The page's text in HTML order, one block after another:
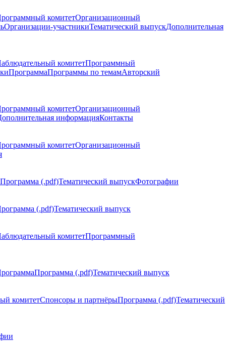
комитетОрганизационный
Организации-участникиТематический выпускДополнительная
комитетПрограммный
ПрограммаПрограммы по темамАвторский
комитетОрганизационный
информацияКонтакты
комитетОрганизационный
Программа (.pdf)Тематический выпускФотографии
(.pdf)Тематический выпуск
комитетПрограммный
Программа (.pdf)Тематический выпуск
комитетСпонсоры и партнёрыПрограмма (.pdf)Тематический